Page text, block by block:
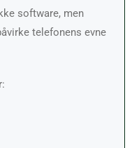
software, men
telefonens evne